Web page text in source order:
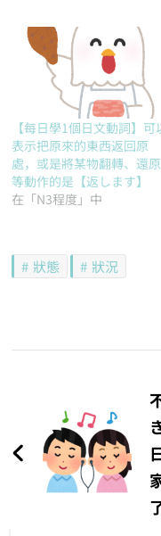
【每日學1個日文動詞】可
表示把原來的東西返回原
處，或是將某物翻轉、還原
等動作的是【返します】
在「N3程度」中
狀態 狀況
導
覽